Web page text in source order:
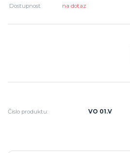
Dostupnost na dotaz
Číslo produktu: VO 01.V